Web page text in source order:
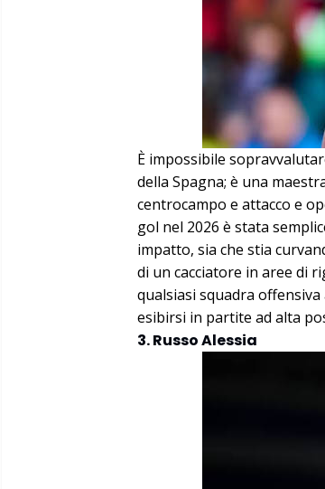
È impossibile
della Spagna; è una
centrocampo e attacco e
gol nel 2026 è stata
impatto, sia che stia
di un cacciatore in aree di
qualsiasi squadra offensiva
esibirsi in partite ad alta
3. Russo Alessia